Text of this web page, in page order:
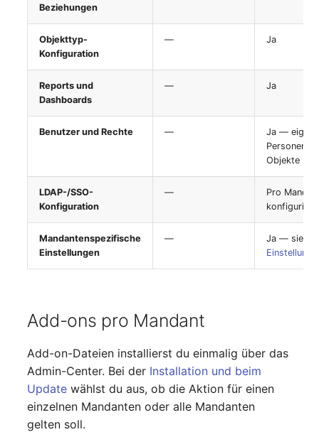
Zugewiesene Objekte
Zugewiesene Objekte
(Personengruppe)
Zugewiesene Personen
Zugewiesene SIM-Karten
Zugewiesener
Beziehungen
Objekttyp-
Konfiguration
— Ja
Reports und
Dashboards
— Ja
Benutzer und Rechte —
Ja — eigene
Personen-
Objekte
LDAP-/SSO-
Konfiguration
—
Pro
Mandantenspezifische
Einstellungen
—
Ja — siehe
Add-ons pro Mandant
Add-on-Dateien installierst du einmalig über das
Admin-Center. Bei der Installation und beim
Update wählst du aus, ob die Aktion für einen
einzelnen Mandanten oder alle Mandanten
gelten soll.